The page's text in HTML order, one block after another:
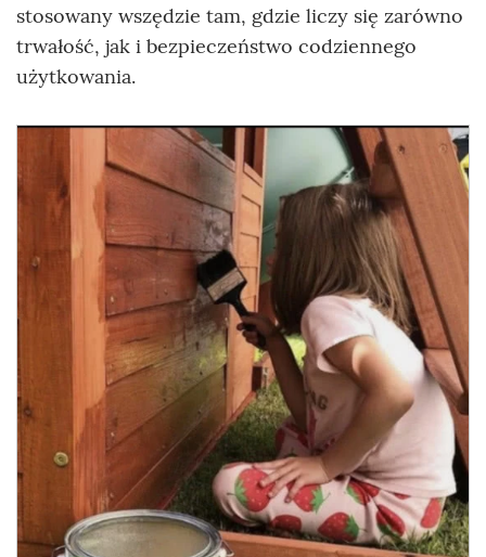
stosowany wszędzie tam, gdzie liczy się zarówno
trwałość, jak i bezpieczeństwo codziennego
użytkowania.